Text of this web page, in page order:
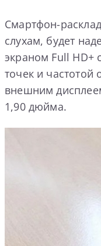
Смартфон-
слухам, будет
экраном Full HD+
точек и частотой
внешним
1,90 дюйма.